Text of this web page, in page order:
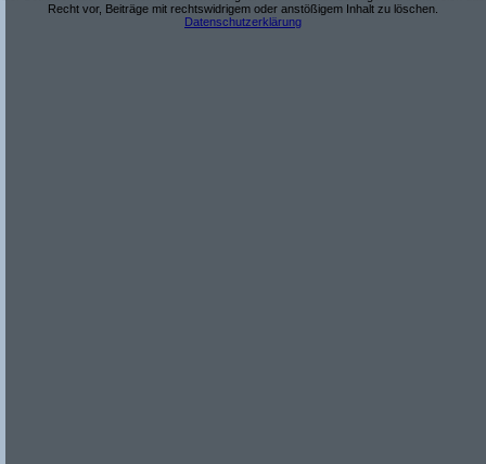
Recht vor, Beiträge mit rechtswidrigem oder anstößigem Inhalt zu löschen.
Datenschutzerklärung